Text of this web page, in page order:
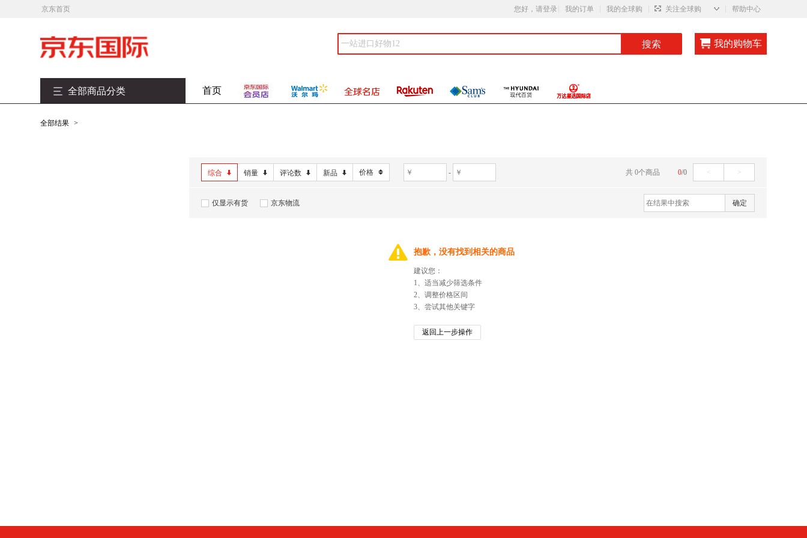
京东首页 您好，请登录 我的订单 我的全球购 关注全球购 ◇ 帮助中心
搜索 我的购物车
全部商品分类 首页
全部结果 >
综合 销量 评论数 新品 价格 - 0/0 < >
共 0个商品
仅显示有货 京东物流 确定
抱歉，没有找到相关的商品
建议您：
1、适当减少筛选条件
2、调整价格区间
3、尝试其他关键字
返回上一步操作